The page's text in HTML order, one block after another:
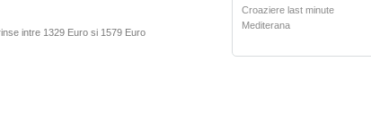
intre 1329 Euro si 1579 Euro
Croaziere last minute
Mediterana